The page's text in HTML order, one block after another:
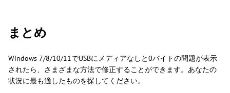
まとめ
Windows 7/8/10/11でUSBにメディアなしと0バイトの問題が表示
されたら、さまざまな方法で修正することができます。あなたの
状況に最も適したものを探してください。